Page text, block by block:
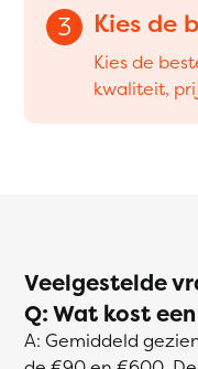
3 Kies de
Kies de
kwaliteit,
Veelgestelde
Q: Wat kost
A: Gemiddeld